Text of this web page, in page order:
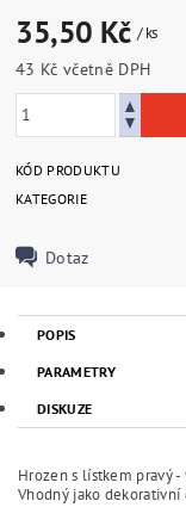
35,50 Kč/ ks
43 Kč včetně DPH
KÓD PRODUKTU
KATEGORIE
Dotaz
POPIS
PARAMETRY
DISKUZE
Hrozen s lístkem pravý
Vhodný jako dekorativní